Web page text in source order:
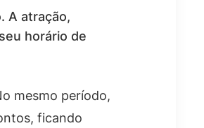
A atração,
horário de
mesmo período,
ficando